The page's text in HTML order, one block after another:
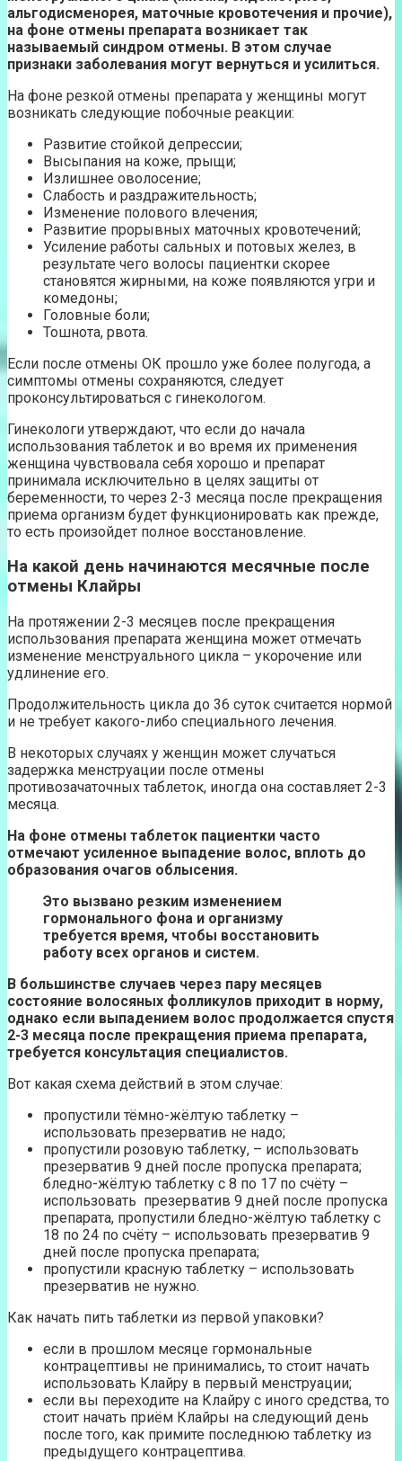
альгодисменорея, маточные кровотечения и прочие),
на фоне отмены препарата возникает так
называемый синдром отмены. В этом случае
признаки заболевания могут вернуться и усилиться.
На фоне резкой отмены препарата у женщины могут
возникать следующие побочные реакции:
Развитие стойкой депрессии;
Высыпания на коже, прыщи;
Излишнее оволосение;
Слабость и раздражительность;
Изменение полового влечения;
Развитие прорывных маточных кровотечений;
Усиление работы сальных и потовых желез, в
результате чего волосы пациентки скорее
становятся жирными, на коже появляются угри и
комедоны;
Головные боли;
Тошнота, рвота.
Если после отмены ОК прошло уже более полугода, а
симптомы отмены сохраняются, следует
проконсультироваться с гинекологом.
Гинекологи утверждают, что если до начала
использования таблеток и во время их применения
женщина чувствовала себя хорошо и препарат
принимала исключительно в целях защиты от
беременности, то через 2-3 месяца после прекращения
приема организм будет функционировать как прежде,
то есть произойдет полное восстановление.
На какой день начинаются месячные после
отмены Клайры
На протяжении 2-3 месяцев после прекращения
использования препарата женщина может отмечать
изменение менструального цикла – укорочение или
удлинение его.
Продолжительность цикла до 36 суток считается нормой
и не требует какого-либо специального лечения.
В некоторых случаях у женщин может случаться
задержка менструации после отмены
противозачаточных таблеток, иногда она составляет 2-3
месяца.
На фоне отмены таблеток пациентки часто
отмечают усиленное выпадение волос, вплоть до
образования очагов облысения.
Это вызвано резким изменением
гормонального фона и организму
требуется время, чтобы восстановить
работу всех органов и систем.
В большинстве случаев через пару месяцев
состояние волосяных фолликулов приходит в норму,
однако если выпадением волос продолжается спустя
2-3 месяца после прекращения приема препарата,
требуется консультация специалистов.
Вот какая схема действий в этом случае:
пропустили тёмно-жёлтую таблетку –
использовать презерватив не надо;
пропустили розовую таблетку, – использовать
презерватив 9 дней после пропуска препарата;
бледно-жёлтую таблетку с 8 по 17 по счёту –
использовать презерватив 9 дней после пропуска
препарата, пропустили бледно-жёлтую таблетку с
18 по 24 по счёту – использовать презерватив 9
дней после пропуска препарата;
пропустили красную таблетку – использовать
презерватив не нужно.
Как начать пить таблетки из первой упаковки?
если в прошлом месяце гормональные
контрацептивы не принимались, то стоит начать
использовать Клайру в первый менструации;
если вы переходите на Клайру с иного средства, то
стоит начать приём Клайры на следующий день
после того, как примите последнюю таблетку из
предыдущего контрацептива.